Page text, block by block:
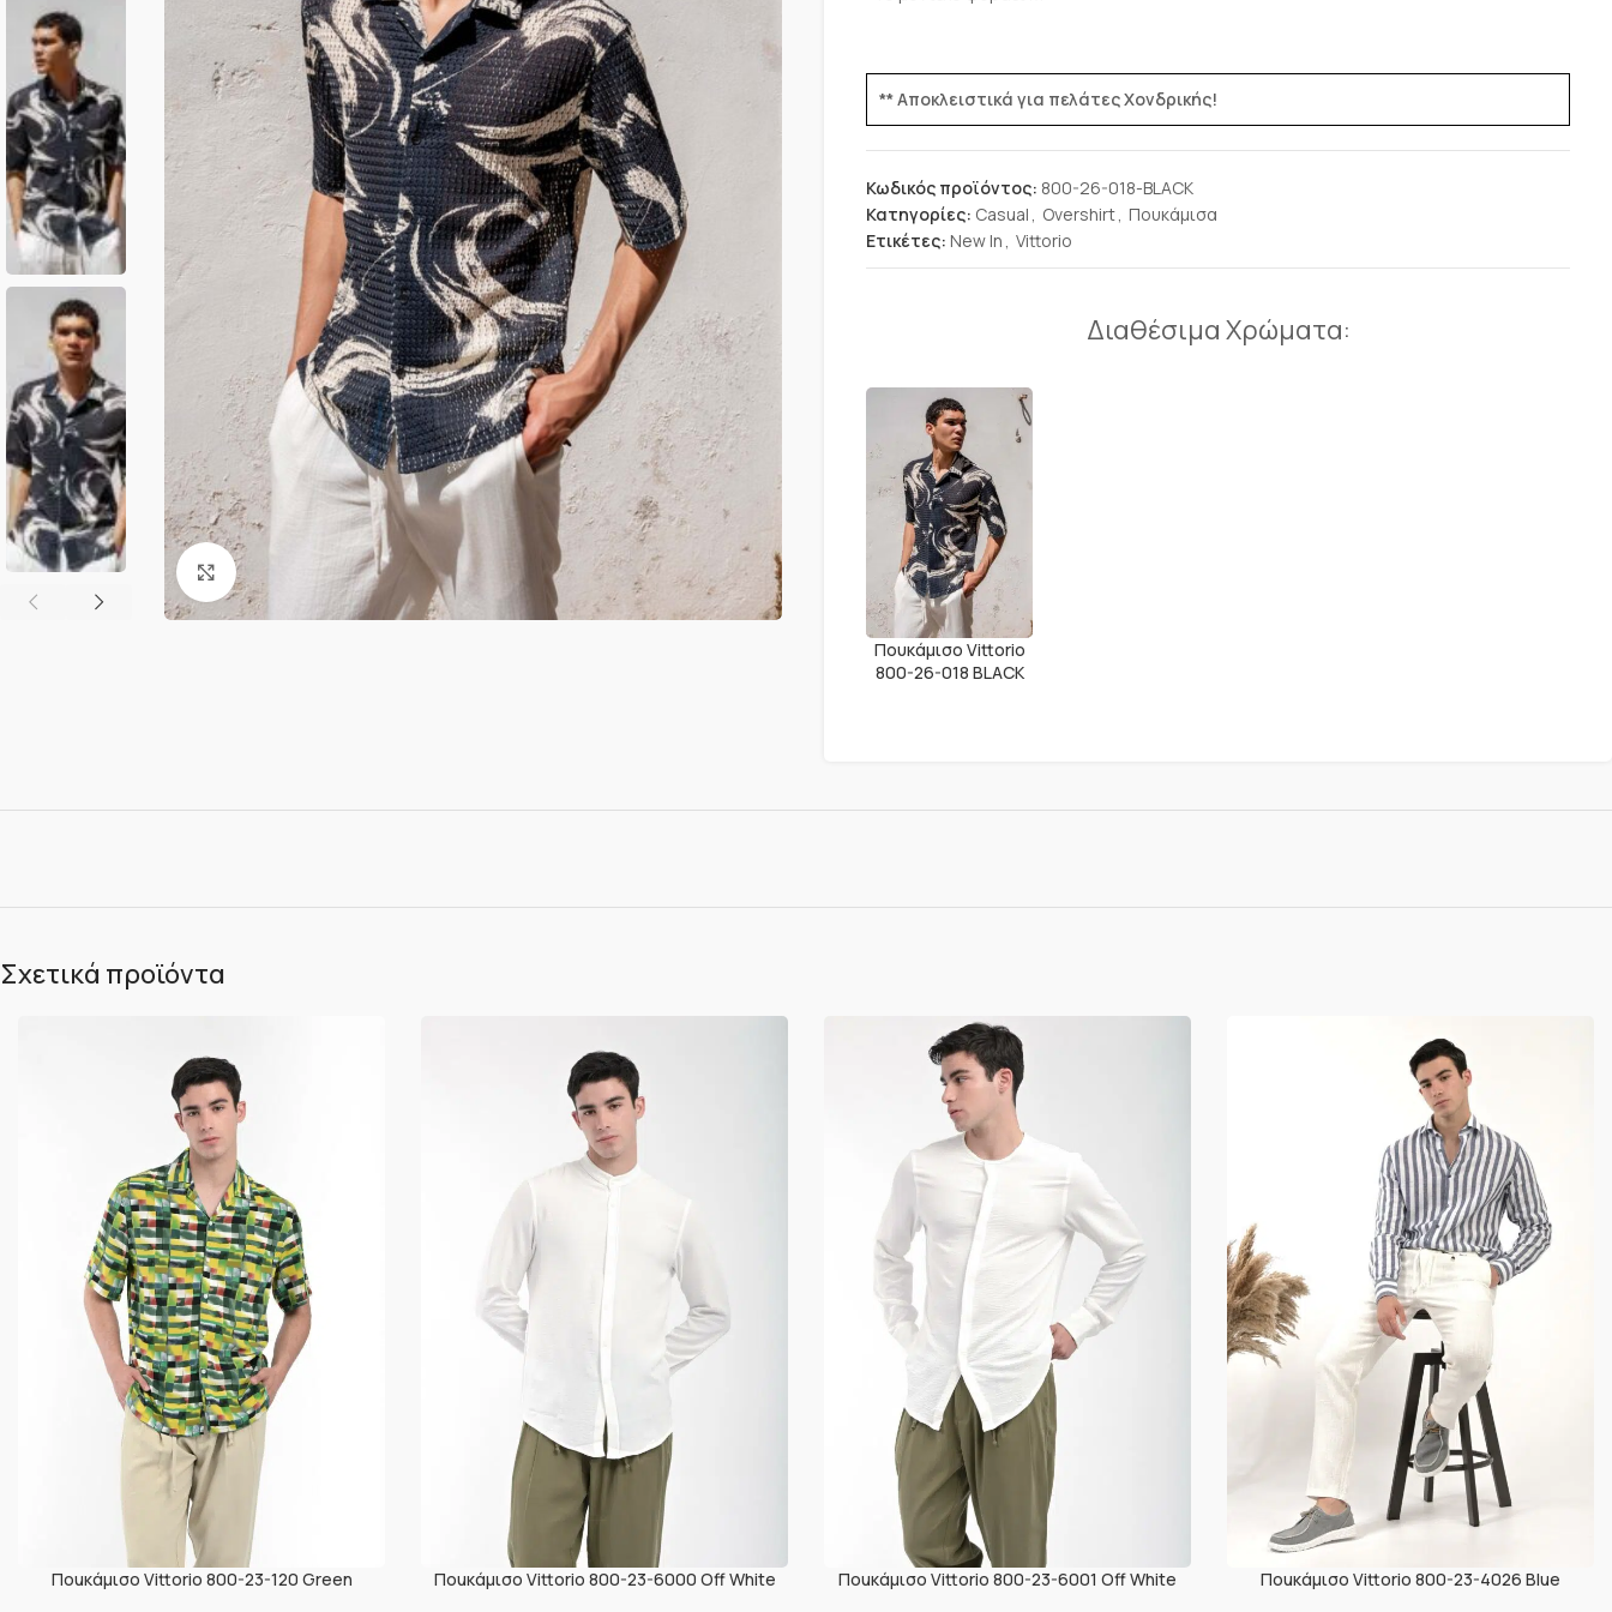
Κλικ για μεγέθυνση
** Αποκλειστικά για πελάτες Χονδρικής!
Κωδικός προϊόντος: 800-26-018-BLACK
Κατηγορίες: Casual , Overshirt, Πουκάμισα
Ετικέτες: New In , Vittorio
Διαθέσιμα Χρώματα:
Πουκάμισο Vittorio
800-26-018 BLACK
Σχετικά προϊόντα
Ποuκάμισο Vittorio 800-23-120 Green Ποuκάμισο Vittorio 800-23-6000 Off White Ποuκάμισο Vittorio 800-23-6001 Off White Ποuκάμισο Vittorio 800-23-4026 Blue